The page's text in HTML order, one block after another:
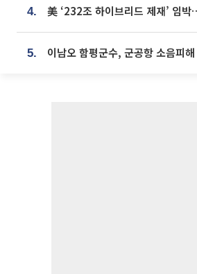
4.
5. 이남오 함평군수, 군공항 소음피